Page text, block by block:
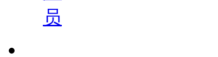
员